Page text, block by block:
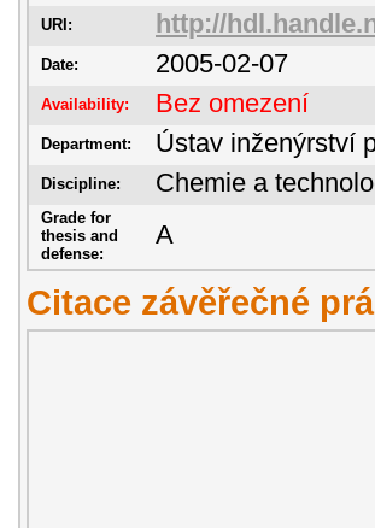
URI: http://
Date: 2005-02-07
Availability: Bez omezení
Department: Ústav inženýrství
Discipline: Chemie a
Grade for
thesis and
defense:
A
Citace závěřečné